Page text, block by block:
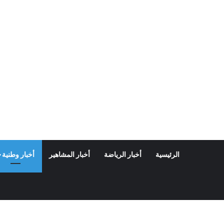
الرئيسية أخبار الرياضة أخبار المشاهير أخبار وطنية